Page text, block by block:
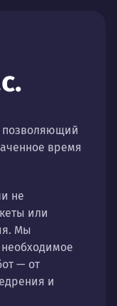
позволяющий
время
не
или
Мы
— от
и